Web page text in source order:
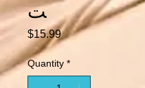
ت
$15.99Price
Quantity *